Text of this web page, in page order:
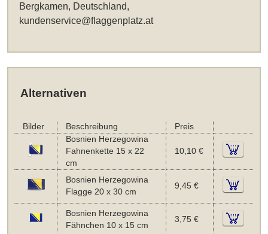
Bergkamen, Deutschland,
kundenservice@flaggenplatz.at
Alternativen
Bilder Beschreibung
Preis
Bosnien Herzegowina
Fahnenkette 15 x 22
cm
10,10 €
Bosnien Herzegowina
Flagge 20 x 30 cm
9,45 €
Bosnien Herzegowina
Fähnchen 10 x 15 cm
3,75 €